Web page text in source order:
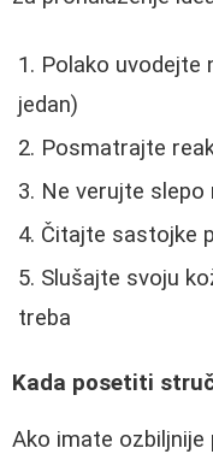
Polako uvodejte
jedan)
Posmatrajte
Ne verujte
Čitajte sastojke
Slušajte svoju
treba
Kada posetiti
Ako imate